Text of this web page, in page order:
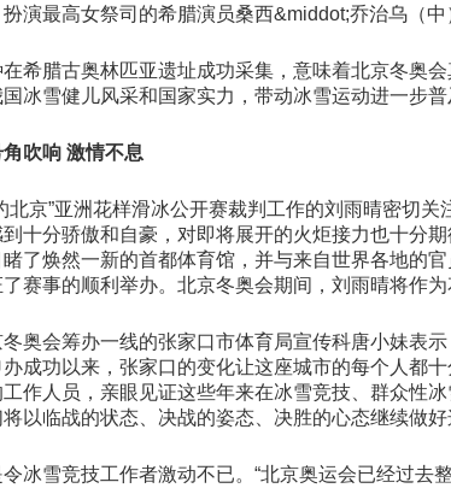
演最高女祭司的希腊演员桑西&middot;乔治乌（
希腊古奥林匹亚遗址成功采集，意味着北京冬奥
冰雪健儿风采和国家实力，带动冰雪运动进一步普
吹响 激情不息
北京”亚洲花样滑冰公开赛裁判工作的刘雨晴密切
十分骄傲和自豪，对即将展开的火炬接力也十分
了焕然一新的首都体育馆，并与来自世界各地的
赛事的顺利举办。北京冬奥会期间，刘雨晴将作
奥会筹办一线的张家口市体育局宣传科唐小妹表
成功以来，张家口的变化让这座城市的每个人都
作人员，亲眼见证这些年来在冰雪竞技、群众性
以临战的状态、决战的姿态、决胜的心态继续做
冰雪竞技工作者激动不已。“北京奥运会已经过